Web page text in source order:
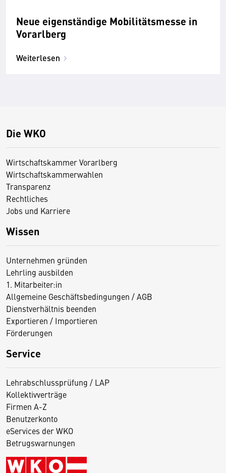
Neue eigenständige Mobilitätsmesse in
Vorarlberg
Weiterlesen
Die WKO
Wirtschaftskammer Vorarlberg
Wirtschaftskammerwahlen
Transparenz
Rechtliches
Jobs und Karriere
Wissen
Unternehmen gründen
Lehrling ausbilden
1. Mitarbeiter:in
Allgemeine Geschäftsbedingungen / AGB
Dienstverhältnis beenden
Exportieren / Importieren
Förderungen
Service
Lehrabschlussprüfung / LAP
Kollektivverträge
Firmen A-Z
Benutzerkonto
eServices der WKO
Betrugswarnungen